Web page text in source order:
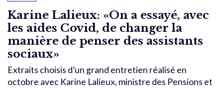
Karine Lalieux: «On a essayé, avec
les aides Covid, de changer la
manière de penser des assistants
sociaux»
Extraits choisis d’un grand entretien réalisé en
octobre avec Karine Lalieux, ministre des Pensions et